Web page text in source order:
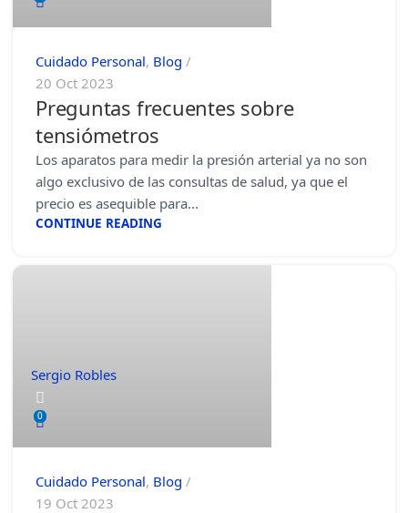
Cuidado Personal, Blog
20 Oct 2023
Preguntas frecuentes sobre
tensiómetros
Los aparatos para medir la presión arterial ya no son
algo exclusivo de las consultas de salud, ya que el
precio es asequible para...
CONTINUE READING
Sergio Robles
0
Cuidado Personal, Blog
19 Oct 2023